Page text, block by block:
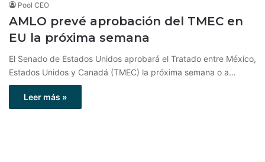
Pool CEO
AMLO prevé aprobación del TMEC en
EU la próxima semana
El Senado de Estados Unidos aprobará el Tratado entre México,
Estados Unidos y Canadá (TMEC) la próxima semana o a…
Leer más »